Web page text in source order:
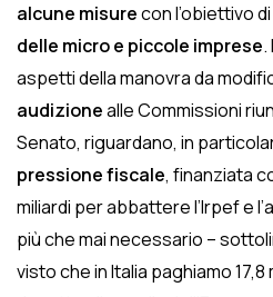
alcune misurecon l’obiettivo di
delle micro e piccole imprese.
aspetti della manovra da
audizionealle Commissioni
Senato, riguardano, in
pressione fiscale, finanziata
miliardi per abbattere l’Irpef e
più che mai necessario –
visto che in Italia paghiamo 17,8